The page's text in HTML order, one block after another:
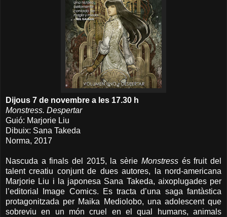
Dijous 7 de novembre a les 17.30 h
Monstress. Despertar
Guió: Marjorie Liu
Dibuix: Sana Takeda
Norma, 2017
Nascuda a finals del 2015, la sèrie Monstressés fruit del
talent creatiu conjunt de dues autores, la nord-americana
Marjorie Liu i la japonesa Sana Takeda, aixoplugades per
l’editorial Image Comics. Es tracta d’una saga fantàstica
protagonitzada per Maika Mediolobo, una adolescent que
sobreviu en un món cruel en el qual humans, animals